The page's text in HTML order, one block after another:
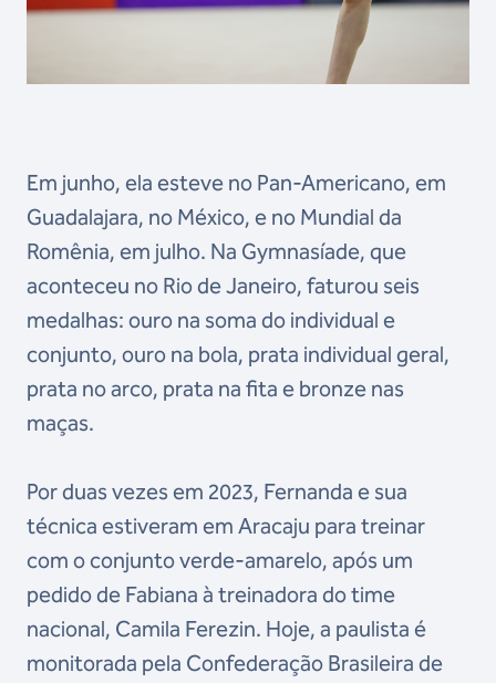
Em junho, ela esteve no Pan-Americano, em
Guadalajara, no México, e no Mundial da
Romênia, em julho. Na Gymnasíade, que
aconteceu no Rio de Janeiro, faturou seis
medalhas: ouro na soma do individual e
conjunto, ouro na bola, prata individual geral,
prata no arco, prata na fita e bronze nas
maças.
Por duas vezes em 2023, Fernanda e sua
técnica estiveram em Aracaju para treinar
com o conjunto verde-amarelo, após um
pedido de Fabiana à treinadora do time
nacional, Camila Ferezin. Hoje, a paulista é
monitorada pela Confederação Brasileira de